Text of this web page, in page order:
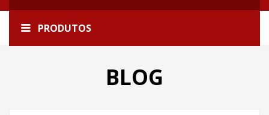
HOME
EMPRESA
PRODUTOS
Home banner-poliformas-sacada
BLOG